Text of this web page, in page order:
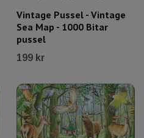
Vintage Pussel - Vintage
Sea Map - 1000 Bitar
pussel
199 kr